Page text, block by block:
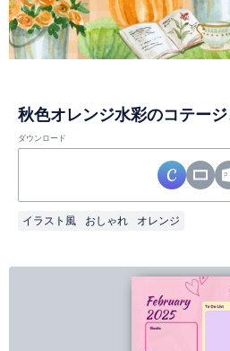
秋色オレンジ水彩のコテー
ダウンロード
イラスト風 おしゃれ オレンジ